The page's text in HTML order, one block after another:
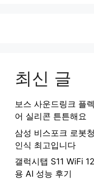
최신 글
보스 사운드링크 플
어 실리콘 튼튼해요
삼성 비스포크 로봇
인식 최고입니다
갤럭시탭 S11 WiFi
용 AI 성능 후기